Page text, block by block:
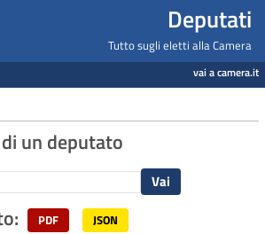
Deputati - Deputati
Tutto sugli eletti alla Camera
vai a camera.it
un deputato
PDF JSON
di servizio